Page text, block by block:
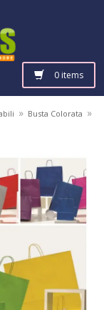
0 items
» Busta Colorata »